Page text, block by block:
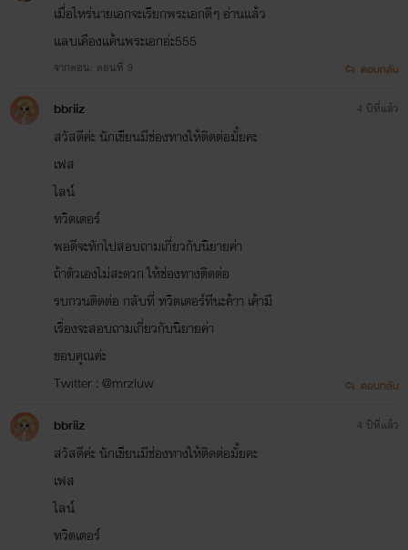
เมื่อไหร่นายเอกจะเรียกพระเอกดีๆ อ่านแล้ว
แลบเคืองแค้นพระเอกอ่ะ555
จากตอน: ตอนที่ 9 ตอบกลับ
bbriiz
สวัสดีค่ะ นักเขียนมีช่องทางให้ติดต่อมั้ยคะ
เฟส
ไลน์
ทวิตเตอร์
พอดีจะทักไปสอบถามเกี่ยวกับนิยายค่า
ถ้าตัวเองไม่สะดวก ให้ช่องทางติดต่อ
รบกวนติดต่อ กลับที่ ทวิตเตอร์ทีนะค้าา เค้ามี
เรื่องจะสอบถามเกี่ยวกับนิยายค่า
ขอบคุณค่ะ
Twitter : @mrzluw
4 ปีที่แล้ว
ตอบกลับ
bbriiz
สวัสดีค่ะ นักเขียนมีช่องทางให้ติดต่อมั้ยคะ
เฟส
ไลน์
ทวิตเตอร์
4 ปีที่แล้ว